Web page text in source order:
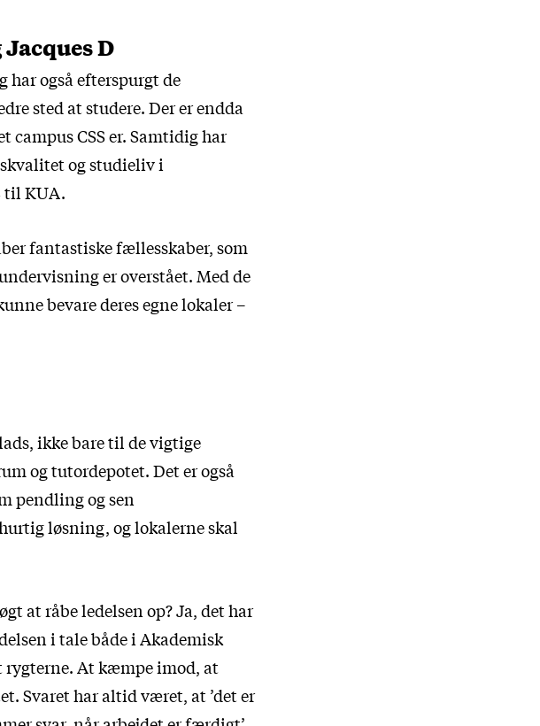
D
også efterspurgt de
sted at studere. Der er endda
campus CSS er. Samtidig har
og studieliv i
til KUA.
fantastiske fællesskaber, som
er overstået. Med de
bevare deres egne lokaler –
ikke bare til de vigtige
og tutordepotet. Det er også
pendling og sen
løsning, og lokalerne skal
at råbe ledelsen op? Ja, det har
i tale både i Akademisk
rygterne. At kæmpe imod, at
Svaret har altid været, at ’det er